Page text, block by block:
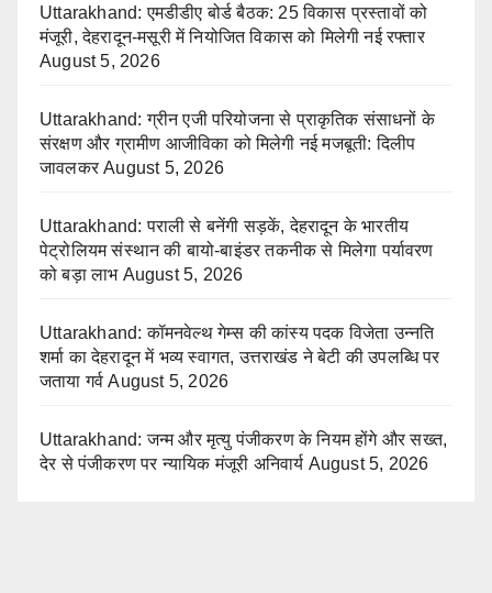
Uttarakhand: एमडीडीए बोर्ड बैठक: 25 विकास प्रस्तावों को
मंजूरी, देहरादून-मसूरी में नियोजित विकास को मिलेगी नई रफ्तार
August 5, 2026
Uttarakhand: ग्रीन एजी परियोजना से प्राकृतिक संसाधनों के
संरक्षण और ग्रामीण आजीविका को मिलेगी नई मजबूती: दिलीप
जावलकर August 5, 2026
Uttarakhand: पराली से बनेंगी सड़कें, देहरादून के भारतीय
पेट्रोलियम संस्थान की बायो-बाइंडर तकनीक से मिलेगा पर्यावरण
को बड़ा लाभ August 5, 2026
Uttarakhand: कॉमनवेल्थ गेम्स की कांस्य पदक विजेता उन्नति
शर्मा का देहरादून में भव्य स्वागत, उत्तराखंड ने बेटी की उपलब्धि पर
जताया गर्व August 5, 2026
Uttarakhand: जन्म और मृत्यु पंजीकरण के नियम होंगे और सख्त,
देर से पंजीकरण पर न्यायिक मंजूरी अनिवार्य August 5, 2026